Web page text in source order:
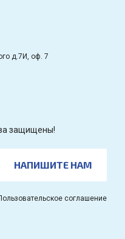
д.7И, оф. 7
защищены!
НАПИШИТЕ НАМ
соглашение